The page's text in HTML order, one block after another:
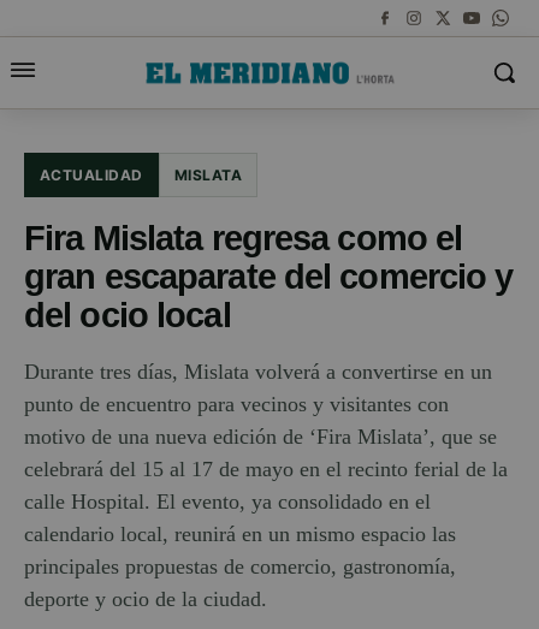
ACTUALIDAD MISLATA
Fira Mislata regresa como el
gran escaparate del comercio y
del ocio local
Durante tres días, Mislata volverá a convertirse en un
punto de encuentro para vecinos y visitantes con
motivo de una nueva edición de ‘Fira Mislata’, que se
celebrará del 15 al 17 de mayo en el recinto ferial de la
calle Hospital. El evento, ya consolidado en el
calendario local, reunirá en un mismo espacio las
principales propuestas de comercio, gastronomía,
deporte y ocio de la ciudad.